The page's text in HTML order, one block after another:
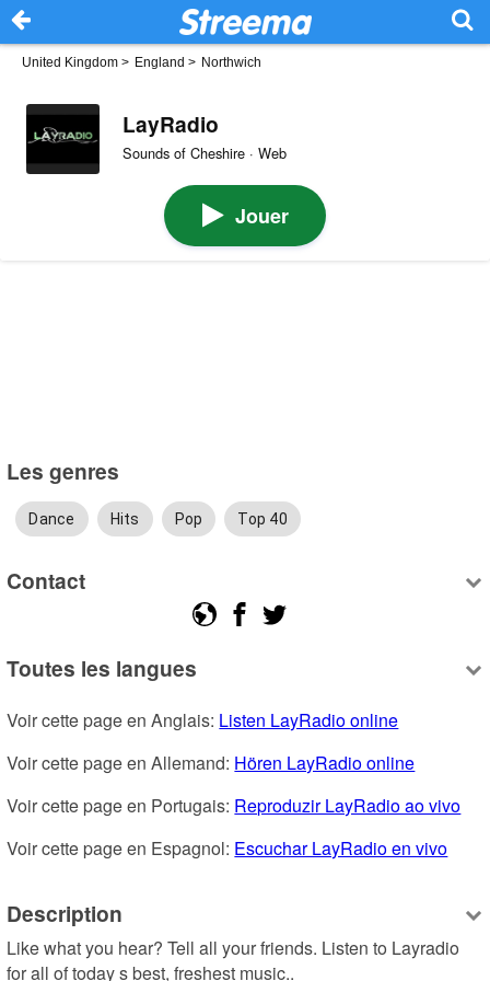
United Kingdom > England > Northwich
LayRadio
Sounds of Cheshire · Web
Jouer
Les genres
Dance Hits Pop Top 40
Contact
Toutes les langues
Voir cette page en Anglais: Listen LayRadio online
Voir cette page en Allemand: Hören LayRadio online
Voir cette page en Portugais: Reproduzir LayRadio ao vivo
Voir cette page en Espagnol: Escuchar LayRadio en vivo
Description
Like what you hear? Tell all your friends. Listen to Layradio
for all of today s best, freshest music..